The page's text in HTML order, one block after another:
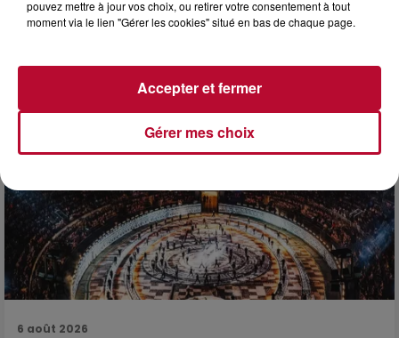
7 août 2026
DINER CONCERT À LA MJC DE MARSEILLAN
6 août 2026
pouvez mettre à jour vos choix, ou retirer votre consentement à tout
moment via le lien "Gérer les cookies" situé en bas de chaque page.
Gérer mes choix
Accepter et fermer